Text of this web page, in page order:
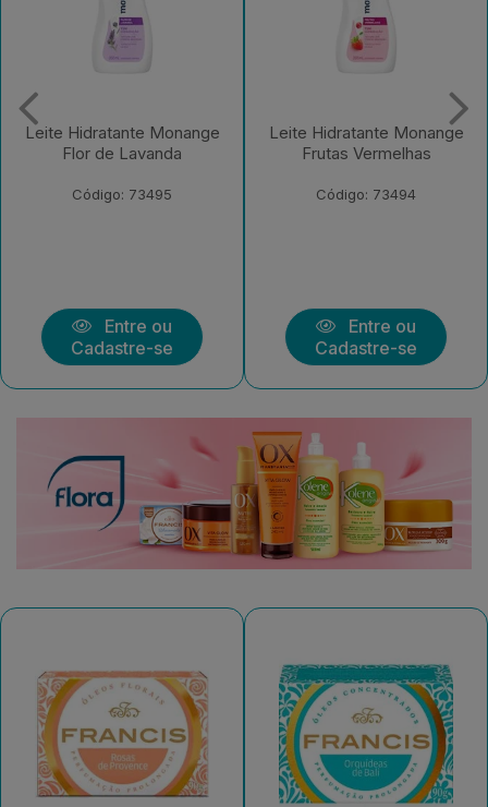
Leite Hidratante Monange
Frutas Vermelhas
Código: 73494
Entre ou
Cadastre-se
Leite Hidratante Monange
Iogurte com Aveia
Código: 73492
Entre ou
Cadastre-se